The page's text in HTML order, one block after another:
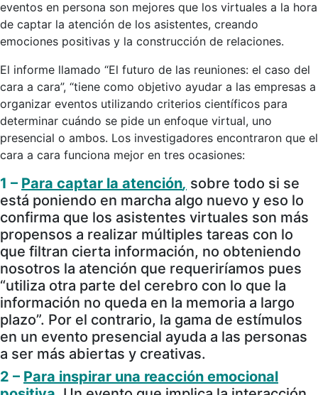
eventos en persona son mejores que los virtuales a la hora
de captar la atención de los asistentes, creando
emociones positivas y la construcción de relaciones.
El informe llamado “El futuro de las reuniones: el caso del
cara a cara”, “tiene como objetivo ayudar a las empresas a
organizar eventos utilizando criterios científicos para
determinar cuándo se pide un enfoque virtual, uno
presencial o ambos. Los investigadores encontraron que el
cara a cara funciona mejor en tres ocasiones:
1 – Para captar la atención, sobre todo si se
está poniendo en marcha algo nuevo y eso lo
confirma que los asistentes virtuales son más
propensos a realizar múltiples tareas con lo
que filtran cierta información, no obteniendo
nosotros la atención que requeriríamos pues
“utiliza otra parte del cerebro con lo que la
información no queda en la memoria a largo
plazo”. Por el contrario, la gama de estímulos
en un evento presencial ayuda a las personas
a ser más abiertas y creativas.
2 – Para inspirar una reacción emocional